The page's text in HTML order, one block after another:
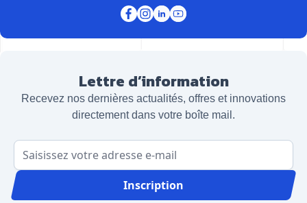
Lettre d’information
Recevez nos dernières actualités, offres et innovations
directement dans votre boîte mail.
Adresse email
Inscription